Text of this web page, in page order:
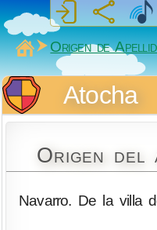
MiSabueso
Origen de
Atocha
Origen del
Navarro. De la villa